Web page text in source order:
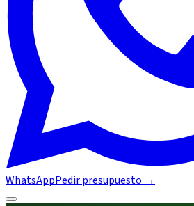
WhatsAppPedir presupuesto →